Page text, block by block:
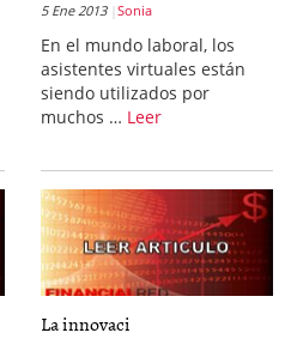
5 Ene 2013 Sonia
En el mundo laboral, los
asistentes virtuales están
siendo utilizados por
muchos … Leer
La innovaci